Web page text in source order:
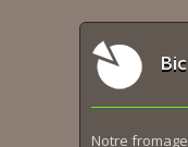
Notre